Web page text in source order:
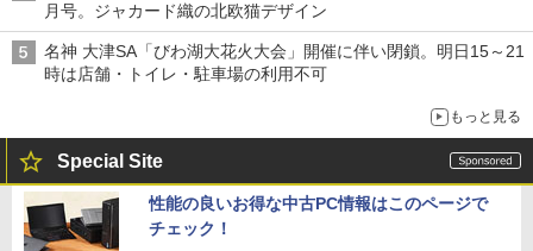
月号。ジャカード織の北欧猫デザイン
名神 大津SA「びわ湖大花火大会」開催に伴い閉鎖。明日15～21
時は店舗・トイレ・駐車場の利用不可
もっと見る
Special Site
性能の良いお得な中古PC情報はこのページで
チェック！